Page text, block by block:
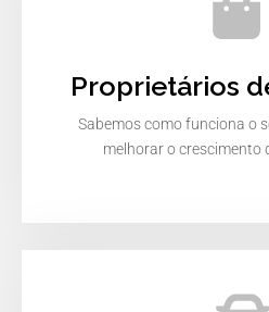
Proprietários
Sabemos como funciona o
melhorar o crescimento